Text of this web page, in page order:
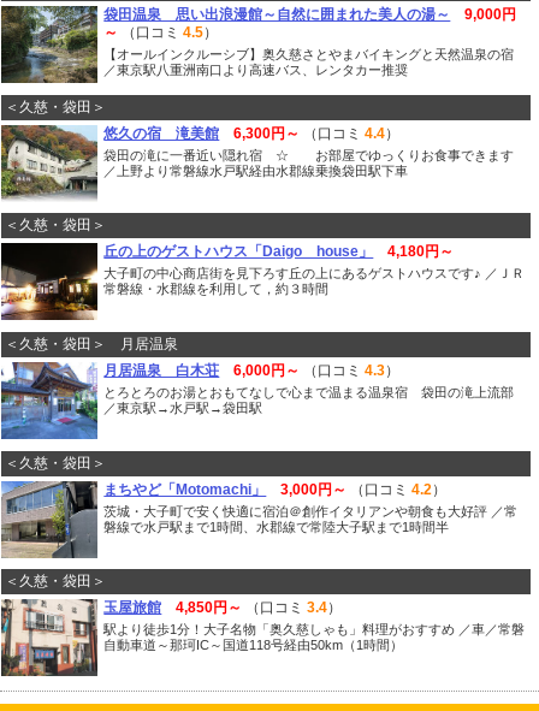
袋田温泉 思い出浪漫館～自然に囲まれた美人の湯～
9,000円
～
（口コミ4.5）
【オールインクルーシブ】奥久慈さとやまバイキングと天然温泉の宿
／東京駅八重洲南口より高速バス、レンタカー推奨
＜久慈・袋田＞
悠久の宿 滝美館
6,300円～ （口コミ4.4）
袋田の滝に一番近い隠れ宿 ☆ お部屋でゆっくりお食事できます
／上野より常磐線水戸駅経由水郡線乗換袋田駅下車
＜久慈・袋田＞
丘の上のゲストハウス「Daigo house」
4,180円～
大子町の中心商店街を見下ろす丘の上にあるゲストハウスです♪ ／ＪＲ
常磐線・水郡線を利用して，約３時間
＜久慈・袋田＞ 月居温泉
月居温泉 白木荘
6,000円～ （口コミ4.3）
とろとろのお湯とおもてなしで心まで温まる温泉宿 袋田の滝上流部
／東京駅→水戸駅→袋田駅
＜久慈・袋田＞
まちやど「Motomachi」
3,000円～ （口コミ4.2 ）
茨城・大子町で安く快適に宿泊＠創作イタリアンや朝食も大好評 ／常
磐線で水戸駅まで1時間、水郡線で常陸大子駅まで1時間半
＜久慈・袋田＞
玉屋旅館
4,850円～ （口コミ3.4）
駅より徒歩1分！大子名物「奥久慈しゃも」料理がおすすめ ／車／常磐
自動車道～那珂IC～国道118号経由50km（1時間）